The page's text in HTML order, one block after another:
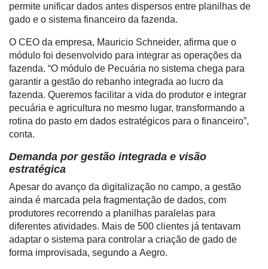
Cadastre-
se
Minha
conta
Notícias
Destaque
Mercado
Troca
de
Cadeira
Artigos
permite unificar dados antes dispersos entre planilhas de
gado e o sistema financeiro da fazenda.
O CEO da empresa, Mauricio Schneider, afirma que o
módulo foi desenvolvido para integrar as operações da
fazenda. “O módulo de Pecuária no sistema chega para
garantir a gestão do rebanho integrada ao lucro da
fazenda. Queremos facilitar a vida do produtor e integrar
pecuária e agricultura no mesmo lugar, transformando a
rotina do pasto em dados estratégicos para o financeiro”,
conta.
Demanda por gestão integrada e visão
estratégica
Apesar do avanço da digitalização no campo, a gestão
ainda é marcada pela fragmentação de dados, com
produtores recorrendo a planilhas paralelas para
diferentes atividades. Mais de 500 clientes já tentavam
adaptar o sistema para controlar a criação de gado de
forma improvisada, segundo a Aegro.